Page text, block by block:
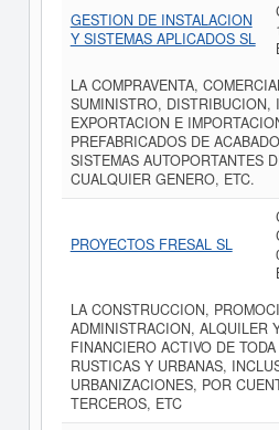
GESTION DE INSTALACION
Y SISTEMAS APLICADOS SL
LA COMPRAVENTA,
SUMINISTRO, DISTRIBUCION,
EXPORTACION E
PREFABRICADOS DE
SISTEMAS AUTOPORTANTES
CUALQUIER GENERO, ETC.
PROYECTOS FRESAL SL
LA CONSTRUCCION,
ADMINISTRACION, ALQUILER
FINANCIERO ACTIVO DE
RUSTICAS Y URBANAS,
URBANIZACIONES, POR
TERCEROS, ETC